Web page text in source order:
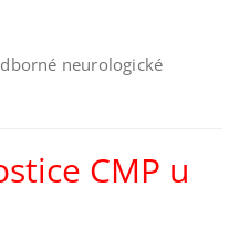
neurologické
CMP u